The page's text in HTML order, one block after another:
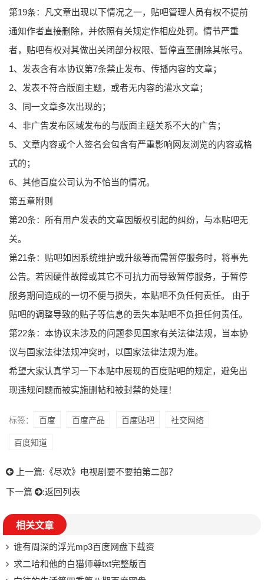
第19条：凡文章出现以下情况之一，贴吧管理人员有权不提前
通知作者直接删除，并依照有关规定作相应处罚。情节严重
者，贴吧有权对其做出关闭部分权限、暂停直至删除其帐号。
1、发表含有本协议第7条禁止发布、传播内容的文章；
2、发表不符合版面主题，或者无内容的灌水文章；
3、同一文章多次出现的；
4、非广告发布区域发布的与版面主题关系不大的广告；
5、文章内容或个人签名会包含有严重影响网友浏览的内容或格
式的；
6、其他百度公司认为不恰当的情况。
第五章附则
第20条：所有用户发表的文章因版权引起的纠纷，与本贴吧无
关。
第21条：贴吧如因系统维护或升级等而需暂停服务时，将事先
公告。若因硬件故障或其它不可抗力而导致暂停服务，于暂停
服务期间造成的一切不便与损失，本贴吧不负任何责任。 由于
贴吧的调整导致的贴子等信息的丢失本贴吧不负担任何责任。
第22条：本协议未涉及的问题参见国家有关法律法规，当本协
议与国家法律法规冲突时，以国家法律法规为准。
希望大家认真学习一下本贴中展现的百度贴吧的规定，避免出
现违规问题而被实施删帖和被封禁的处理！
标签： 百度 百度产品 百度贴吧 社交网络
百度知道
上一篇: 《尽欢》电视剧要不要拍第二部？
下一篇
:返回列表
相关文章
谁有周深的浮光mp3百度网盘下载资
求二哈和他的白猫师尊txt完整版百